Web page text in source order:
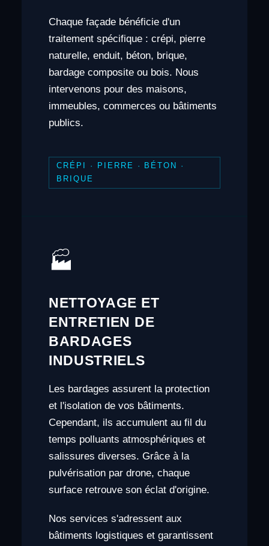
Chaque façade bénéficie d'un
traitement spécifique : crépi, pierre
naturelle, enduit, béton, brique,
bardage composite ou bois. Nous
intervenons pour des maisons,
immeubles, commerces ou bâtiments
publics.
CRÉPI · PIERRE · BÉTON ·
BRIQUE
🏭
NETTOYAGE ET
ENTRETIEN DE
BARDAGES
INDUSTRIELS
Les bardages assurent la protection
et l'isolation de vos bâtiments.
Cependant, ils accumulent au fil du
temps polluants atmosphériques et
salissures diverses. Grâce à la
pulvérisation par drone, chaque
surface retrouve son éclat d'origine.
Nos services s'adressent aux
bâtiments logistiques et garantissent